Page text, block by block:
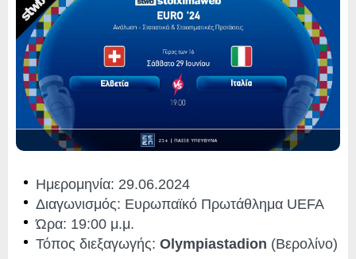
Ημερομηνία: 29.06.2024
Διαγωνισμός: Ευρωπαϊκό Πρωτάθλημα UEFA
Ώρα: 19:00 μ.μ.
Τόπος διεξαγωγής: Olympiastadion (Βερολίνο)